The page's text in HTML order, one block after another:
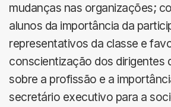
mudanças nas organizações;
alunos da importância da
representativos da classe e
conscientização dos dirigentes
sobre a profissão e a
secretário executivo para a